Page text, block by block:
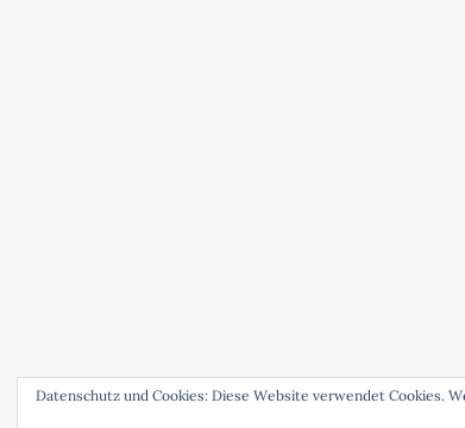
Datenschutz und Cookies: Diese Website verwendet Cookies.